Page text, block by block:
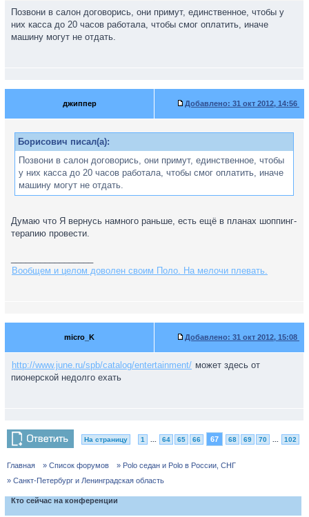
Позвони в салон договорись, они примут, единственное, чтобы у
них касса до 20 часов работала, чтобы смог оплатить, иначе
машину могут не отдать.
джиппер Добавлено: 31 окт 2012, 14:56
Борисович писал(а):
Позвони в салон договорись, они примут, единственное, чтобы
у них касса до 20 часов работала, чтобы смог оплатить, иначе
машину могут не отдать.
Думаю что Я вернусь намного раньше, есть ещё в планах шоппинг-
терапию провести.
Вообщем и целом доволен своим Поло. На мелочи плевать.
micro_K Добавлено: 31 окт 2012, 15:08
http://www.june.ru/spb/catalog/entertainment/ может здесь от
пионерской недолго ехать
На страницу 1 64 65 66 67 68 69 70 102
Главная » Список форумов
» Polo седан и Polo в России, СНГ
» Санкт-Петербург и Ленинградская область
Кто сейчас на конференции